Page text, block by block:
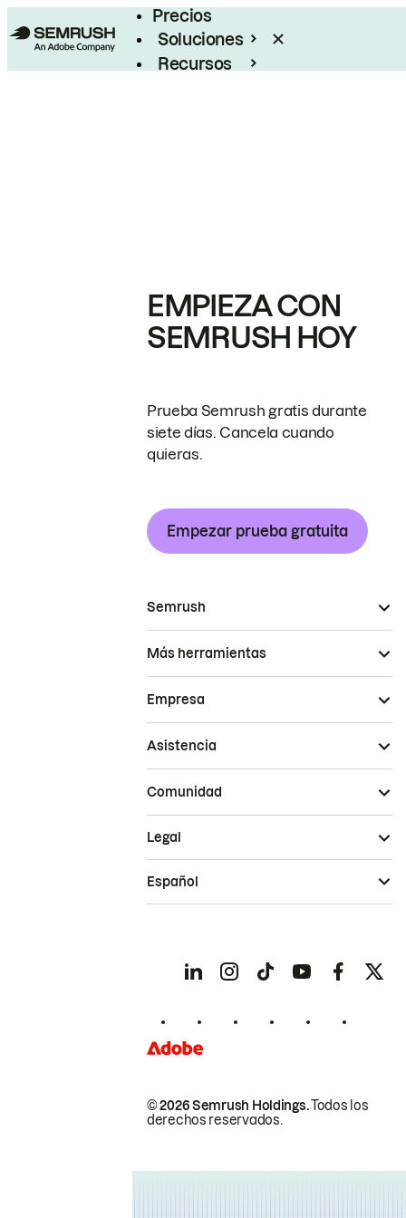
Precios
Soluciones
Recursos
EMPIEZA CON
SEMRUSH HOY
Prueba Semrush gratis durante
siete días. Cancela cuando
quieras.
Empezar prueba gratuita
Semrush
Más herramientas
Empresa
Asistencia
Comunidad
© 2026 Semrush Holdings.Todos los
derechos reservados.
Legal
Español